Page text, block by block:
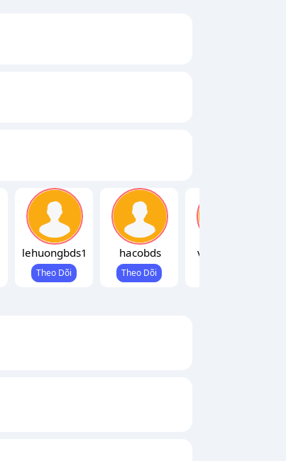
lehuongbds1 hacobds vukhanh88